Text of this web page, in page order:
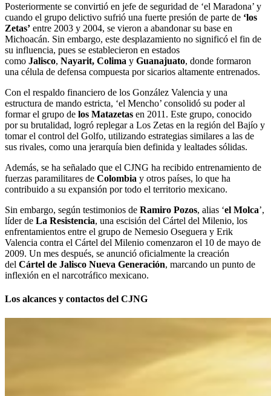
Posteriormente se convirtió en jefe de seguridad de ‘el Maradona’ y
cuando el grupo delictivo sufrió una fuerte presión de parte de ‘los
Zetas’ entre 2003 y 2004, se vieron a abandonar su base en
Michoacán. Sin embargo, este desplazamiento no significó el fin de
su influencia, pues se establecieron en estados
como Jalisco, Nayarit, Colima y Guanajuato, donde formaron
una célula de defensa compuesta por sicarios altamente entrenados.
Con el respaldo financiero de los González Valencia y una
estructura de mando estricta, ‘el Mencho’ consolidó su poder al
formar el grupo de los Matazetas en 2011. Este grupo, conocido
por su brutalidad, logró replegar a Los Zetas en la región del Bajío y
tomar el control del Golfo, utilizando estrategias similares a las de
sus rivales, como una jerarquía bien definida y lealtades sólidas.
Además, se ha señalado que el CJNG ha recibido entrenamiento de
fuerzas paramilitares de Colombia y otros países, lo que ha
contribuido a su expansión por todo el territorio mexicano.
Sin embargo, según testimonios de Ramiro Pozos, alias ‘el Molca’,
líder de La Resistencia, una escisión del Cártel del Milenio, los
enfrentamientos entre el grupo de Nemesio Oseguera y Erik
Valencia contra el Cártel del Milenio comenzaron el 10 de mayo de
2009. Un mes después, se anunció oficialmente la creación
del Cártel de Jalisco Nueva Generación, marcando un punto de
inflexión en el narcotráfico mexicano.
Los alcances y contactos del CJNG